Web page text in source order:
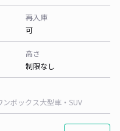
再入庫
可
高さ
制限なし
ンボックス大型車・SUV